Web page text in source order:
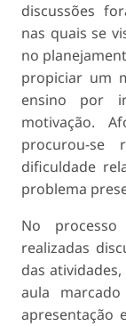
discussões
nas quais se
no
propiciar um
ensino por
motivação.
procurou-se
dificuldade
problema
No
realizadas
das
aula
apresentação